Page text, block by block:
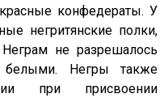
конфедераты. У
негритянские полки,
не разрешалось
Негры также
при присвоении